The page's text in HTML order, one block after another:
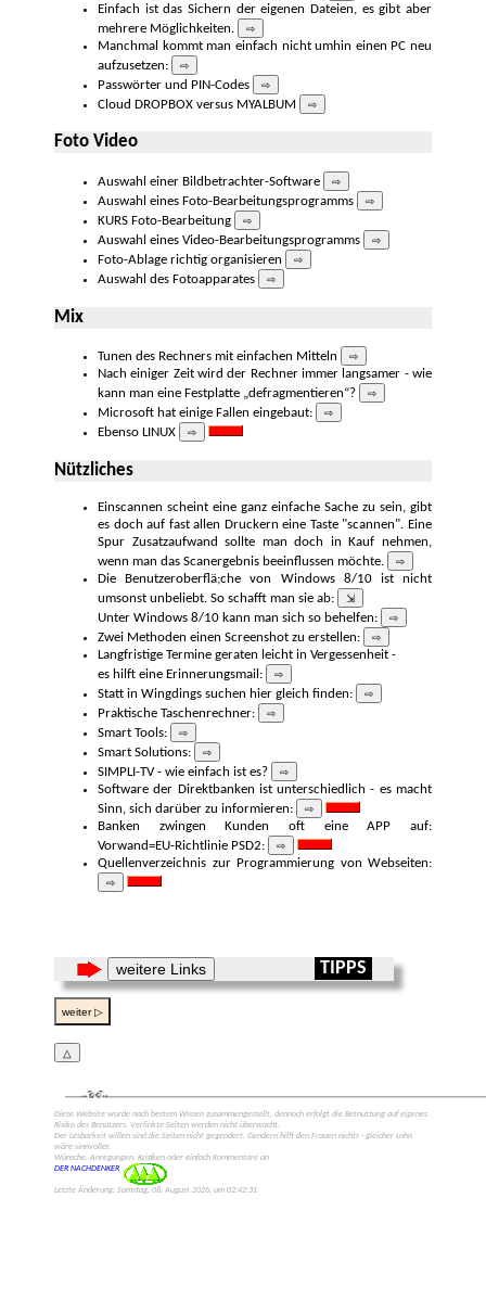
Einfach ist das Sichern der eigenen Dateien, es gibt aber
mehrere Mög­lichkeiten.
⇨
Manchmal kommt man einfach nicht umhin einen PC neu
aufzusetzen:
⇨
Passwörter und PIN-Codes ⇨
Cloud DROPBOX versus MYALBUM ⇨
Foto Video
Auswahl einer Bildbetrachter-Software ⇨
Auswahl eines Foto-Bear­beitungs­programms ⇨
KURS Foto-Bear­beitung ⇨
Auswahl eines Video-Bearbeitungs­programms ⇨
Foto-Ablage richtig organi­sieren ⇨
Auswahl des Fotoapparates ⇨
Mix
Tunen des Rechners mit einfachen Mitteln ⇨
Nach einiger Zeit wird der Rechner immer langsamer - wie
kann man eine Fest­platte „defrag­mentieren“?
⇨
Microsoft hat einige Fallen einge­baut: ⇨
Ebenso LINUX ⇨
Nützliches
Einscannen scheint eine ganz ein­fache Sache zu sein, gibt
es doch auf fast allen Druckern eine Taste "scannen". Eine
Spur Zusatz­aufwand sollte man doch in Kauf nehmen,
wenn man das Scan­ergebnis beein­flussen möchte.
⇨
Die Benutzerober­flä;che von Windows 8/10 ist nicht
umsonst unbe­liebt. So schafft man sie ab:
⇲
Unter Windows 8/10 kann man sich so be­helfen: ⇨
Zwei Methoden einen Screenshot zu erstellen: ⇨
Langfristige Termine geraten leicht in Ver­gessenheit -
es hilft eine Erinnerungs­mail:
⇨
Statt in Wingdings suchen hier gleich finden: ⇨
Praktische Taschen­rechner: ⇨
Smart Tools: ⇨
Smart Solutions: ⇨
SIMPLI-TV - wie einfach ist es? ⇨
Software der Direktbanken ist unterschied­lich - es macht
Sinn, sich darüber zu infor­mieren: ⇨
Banken zwingen Kunden oft eine APP auf:
Vorwand=EU-Richtlinie PSD2:
⇨
Quellenverzeichnis zur Programmierung von Web­seiten:
⇨
weitere Links TIPPS
weiter ▷
△
Diese Web­site wurde nach bestem Wissen zusammen­gestellt, dennoch erfolgt die Be­tnutzung auf eigenes
Risiko des Benut­zers. Verlinkte Seiten werden nicht überwacht.
Der Lesbarkeit willen sind die Seiten nicht gegen­dert. Gendern hilft den Frauen nichts - gleicher Lohn
wäre sinn­voller.
Wünsche, Anregungen, Kritiken oder einfach Kommen­tare an
DER NACHDENKER
Letzte Änderung: Samstag, 08. August 2026, um 02:42:31